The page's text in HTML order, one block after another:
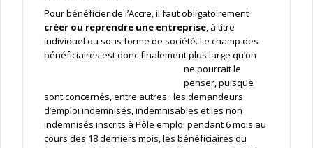
Pour bénéficier de l’Accre, il faut obligatoirement
créer ou reprendre une entreprise, à titre
individuel ou sous forme de société. Le champ des
bénéficiaires est donc finalement plus large qu’on
ne pourrait le
penser, puisque
sont concernés, entre autres : les demandeurs
d’emploi indemnisés, indemnisables et les non
indemnisés inscrits à Pôle emploi pendant 6 mois au
cours des 18 derniers mois, les bénéficiaires du